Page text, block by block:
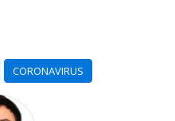
CORONAVIRUS